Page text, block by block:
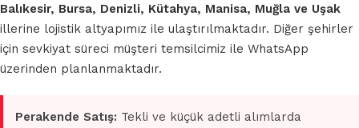
Balıkesir, Bursa, Denizli, Kütahya, Manisa, Muğla ve Uşak
illerine lojistik altyapımız ile ulaştırılmaktadır. Diğer şehirler
için sevkiyat süreci müşteri temsilcimiz ile WhatsApp
üzerinden planlanmaktadır.
Perakende Satış: Tekli ve küçük adetli alımlarda